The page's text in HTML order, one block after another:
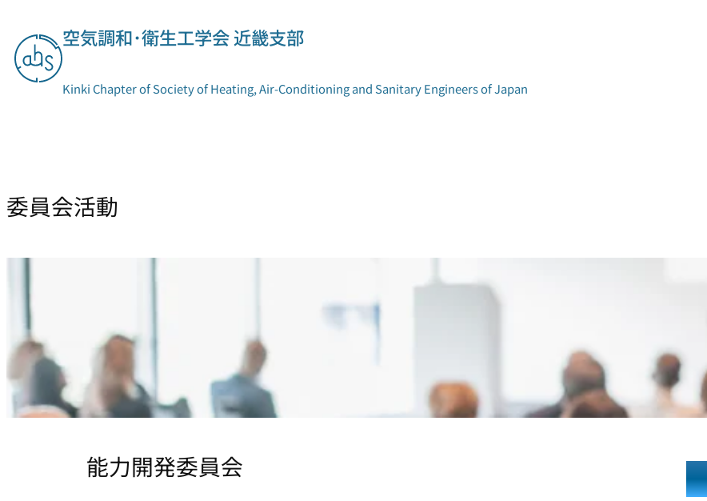
を
ス
空気調和･衛生工学会 近畿支部
Kinki Chapter of Society of Heating, Air-Conditioning and Sanitary Engineers of Japan
委員会活動
能力開発委員会